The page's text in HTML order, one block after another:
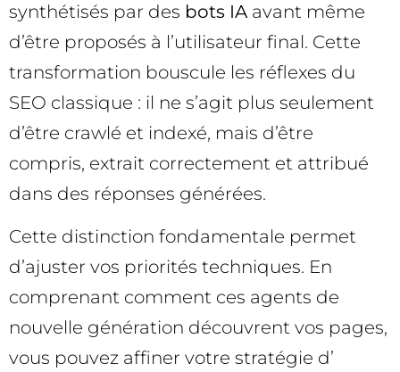
synthétisés par des bots IAavant même
d’être proposés à l’utilisateur final. Cette
transformation bouscule les réflexes du
SEO classique : il ne s’agit plus seulement
d’être crawlé et indexé, mais d’être
compris, extrait correctement et attribué
dans des réponses générées.
Cette distinction fondamentale permet
d’ajuster vos priorités techniques. En
comprenant comment ces agents de
nouvelle génération découvrent vos pages,
vous pouvez affiner votre stratégie d’